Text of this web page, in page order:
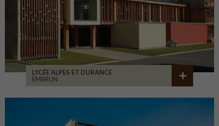
LYCÉE ALPES ET DURANCE
EMBRUN